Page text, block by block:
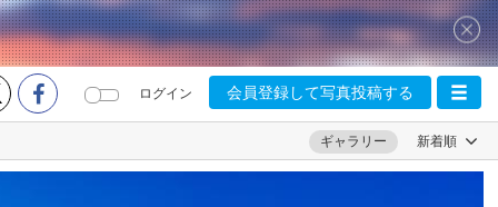
ログイン 会員登録して写真投稿する
ギャラリー 新着順